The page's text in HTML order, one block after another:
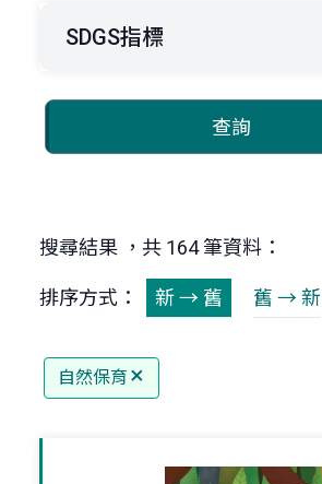
SDGS指標
查詢
搜尋結果 ，共 164 筆資料：
排序方式： 新 → 舊 舊 → 新
自然保育